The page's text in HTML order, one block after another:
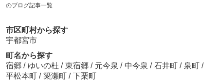
のブログ記事一覧
市区町村から探す
宇都宮市
町名から探す
宿郷 / ゆいの杜 / 東宿郷 / 元今泉 / 中今泉 / 石井町 / 泉町 /
平松本町 / 簗瀬町 / 下栗町